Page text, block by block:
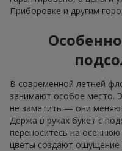
Приборовке и другим
В современной летней
занимают особое место.
не заметить — они
Держа в руках букет с
переноситесь на
цветы создают ощущение